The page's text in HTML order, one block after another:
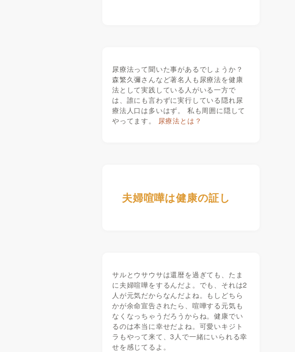
尿療法って聞いた事があるでしょうか？
森繁久彌さんなど著名人も尿療法を健康
法として実践している人がいる一方で
は、誰にも言わずに実行している隠れ尿
療法人口は多いはず。 私も周囲に隠して
やってます。
尿療法とは？
夫婦喧嘩は健康の証し
サルとウサウサは還暦を過ぎても、たま
に夫婦喧嘩をするんだよ。でも、それは2
人が元気だからなんだよね。もしどちら
かが余命宣告されたら、喧嘩する元気も
なくなっちゃうだろうからね。健康でい
るのは本当に幸せだよね。可愛いキジト
ラもやって来て、3人で一緒にいられる幸
せを感じてるよ。